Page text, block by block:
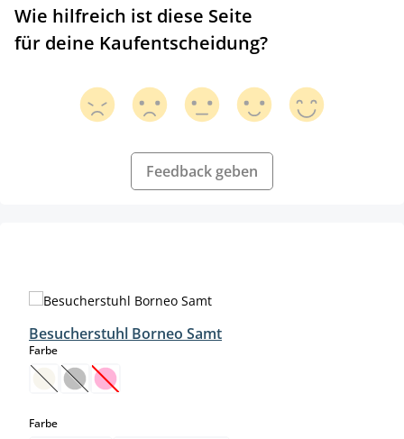
Wie hilfreich ist diese Seite
für deine Kaufentscheidung?
Feedback geben
Besucherstuhl Borneo Samt
Farbeauswählen
(Diese Option ist zurzeit nicht verfügbar.)
(Diese Option ist zurzeit nicht verfügbar.)
(Diese Option ist zurzeit nicht verfügbar.)
Farbeauswählen